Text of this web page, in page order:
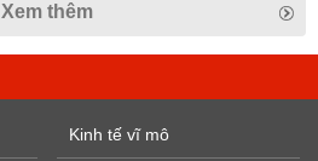
Xem thêm
Kinh tế vĩ mô